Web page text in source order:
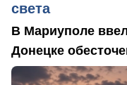
света
В Мариуполе
Донецке